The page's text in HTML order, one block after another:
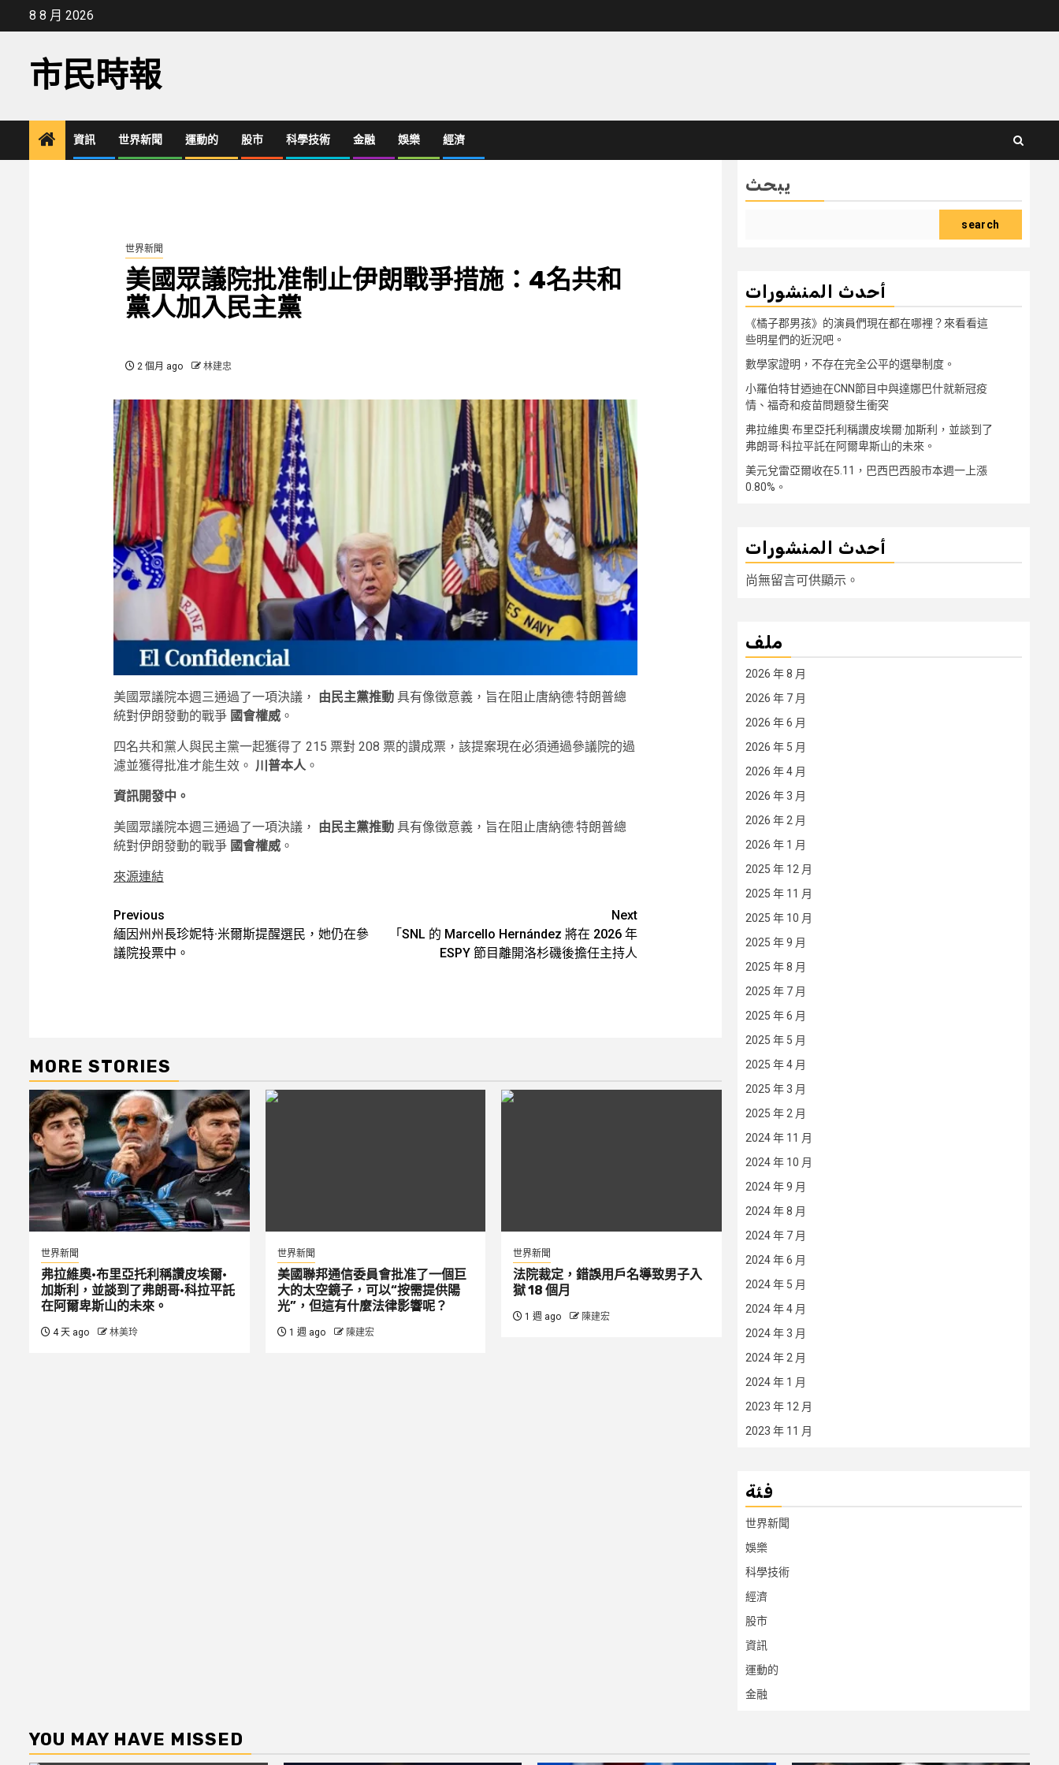
8 8 月 2026
市民時報
資訊 世界新聞 運動的 股市 科學技術 金融 娛樂 經濟
世界新聞
美國眾議院批准制止伊朗戰爭措施：4名共和
黨人加入民主黨
2 個月 ago 林建忠
美國眾議院本週三通過了一項決議， 由民主黨推動具有像徵意義，旨在阻止唐納德·特朗普總
統對伊朗發動的戰爭 國會權威。
四名共和黨人與民主黨一起獲得了 215 票對 208 票的讚成票，該提案現在必須通過參議院的過
濾並獲得批准才能生效。 川普本人。
資訊開發中。
美國眾議院本週三通過了一項決議， 由民主黨推動具有像徵意義，旨在阻止唐納德·特朗普總
統對伊朗發動的戰爭 國會權威。
來源連結
Post
navigation
Previous
緬因州州長珍妮特·米爾斯提醒選民，她仍在參
議院投票中。
Next
「SNL 的 Marcello Hernández 將在 2026 年
ESPY 節目離開洛杉磯後擔任主持人
MORE STORIES
世界新聞
弗拉維奧·布里亞托利稱讚皮埃爾·
加斯利，並談到了弗朗哥·科拉平託
在阿爾卑斯山的未來。
4 天 ago 林美玲
世界新聞
美國聯邦通信委員會批准了一個巨
大的太空鏡子，可以“按需提供陽
光”，但這有什麼法律影響呢？
1 週 ago 陳建宏
世界新聞
法院裁定，錯誤用戶名導致男子入
獄 18 個月
1 週 ago 陳建宏
يبحث
search
أحدث المنشورات
《橘子郡男孩》的演員們現在都在哪裡？來看看這
些明星們的近況吧。
數學家證明，不存在完全公平的選舉制度。
小羅伯特甘迺迪在CNN節目中與達娜巴什就新冠疫
情、福奇和疫苗問題發生衝突
弗拉維奧·布里亞托利稱讚皮埃爾·加斯利，並談到了
弗朗哥·科拉平託在阿爾卑斯山的未來。
美元兌雷亞爾收在5.11，巴西巴西股市本週一上漲
0.80%。
أحدث المنشورات
尚無留言可供顯示。
ملف
2026 年 8 月
2026 年 7 月
2026 年 6 月
2026 年 5 月
2026 年 4 月
2026 年 3 月
2026 年 2 月
2026 年 1 月
2025 年 12 月
2025 年 11 月
2025 年 10 月
2025 年 9 月
2025 年 8 月
2025 年 7 月
2025 年 6 月
2025 年 5 月
2025 年 4 月
2025 年 3 月
2025 年 2 月
2024 年 11 月
2024 年 10 月
2024 年 9 月
2024 年 8 月
2024 年 7 月
2024 年 6 月
2024 年 5 月
2024 年 4 月
2024 年 3 月
2024 年 2 月
2024 年 1 月
2023 年 12 月
2023 年 11 月
فئة
世界新聞
娛樂
科學技術
經濟
股市
資訊
運動的
金融
YOU MAY HAVE MISSED